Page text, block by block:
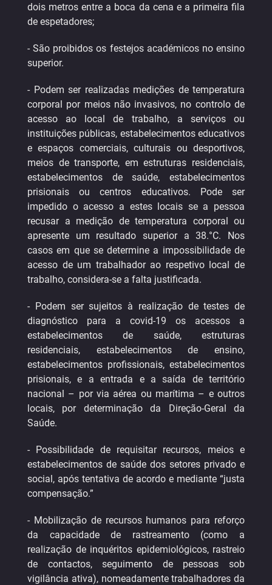
dois metros entre a boca da cena e a primeira fila
de espetadores;
- São proibidos os festejos académicos no ensino
superior.
- Podem ser realizadas medições de temperatura
corporal por meios não invasivos, no controlo de
acesso ao local de trabalho, a serviços ou
instituições públicas, estabelecimentos educativos
e espaços comerciais, culturais ou desportivos,
meios de transporte, em estruturas residenciais,
estabelecimentos de saúde, estabelecimentos
prisionais ou centros educativos. Pode ser
impedido o acesso a estes locais se a pessoa
recusar a medição de temperatura corporal ou
apresente um resultado superior a 38.°C. Nos
casos em que se determine a impossibilidade de
acesso de um trabalhador ao respetivo local de
trabalho, considera-se a falta justificada.
- Podem ser sujeitos à realização de testes de
diagnóstico para a covid-19 os acessos a
estabelecimentos de saúde, estruturas
residenciais, estabelecimentos de ensino,
estabelecimentos profissionais, estabelecimentos
prisionais, e a entrada e a saída de território
nacional – por via aérea ou marítima – e outros
locais, por determinação da Direção-Geral da
Saúde.
- Possibilidade de requisitar recursos, meios e
estabelecimentos de saúde dos setores privado e
social, após tentativa de acordo e mediante “justa
compensação.”
- Mobilização de recursos humanos para reforço
da capacidade de rastreamento (como a
realização de inquéritos epidemiológicos, rastreio
de contactos, seguimento de pessoas sob
vigilância ativa), nomeadamente trabalhadores da